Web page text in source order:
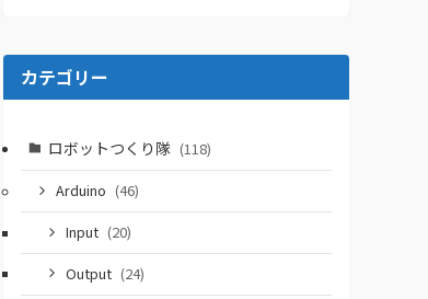
カテゴリー
ロボットつくり隊 (118)
Arduino (46)
Input (20)
Output (24)